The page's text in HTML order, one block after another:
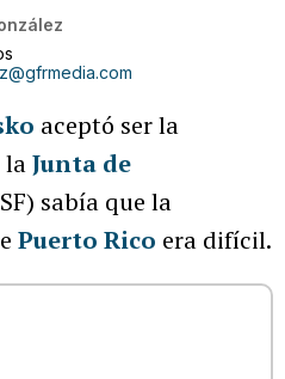
aceptó ser la
laJunta de
sabía que la
Puerto Rico era difícil.